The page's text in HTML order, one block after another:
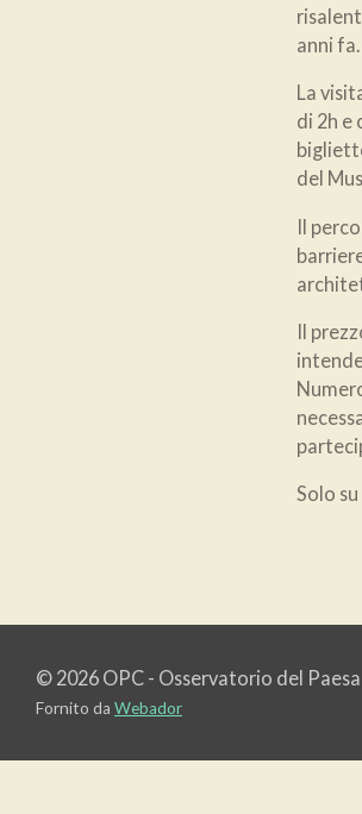
anni fa.
La
di 2h e
del
Il
Il
Solo
© 2026 OPC - Osservatorio del
Fornito da Webador